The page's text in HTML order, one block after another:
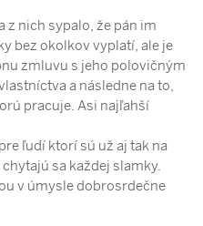
z nich sypalo, že pán im
bez okolkov vyplatí, ale je
zmluvu s jeho polovičným
a následne na to,
pracuje. Asi najľahší
ľudí ktorí sú už aj tak na
sa každej slamky.
v úmysle dobrosrdečne